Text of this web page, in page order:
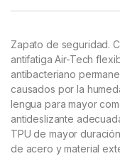
Zapato de seguridad.
antifatiga Air-Tech
antibacteriano
causados por la
lengua para mayor
antideslizante
TPU de mayor
de acero y material